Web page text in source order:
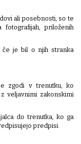
ali posebnosti, so te
priloženih
če je bil o njih stranka
zgodi v trenutku, ko
veljavnimi zakonskimi
do trenutka, ko ga
predpisi.